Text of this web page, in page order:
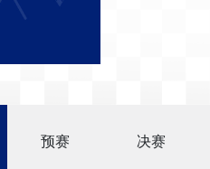
预赛 决赛